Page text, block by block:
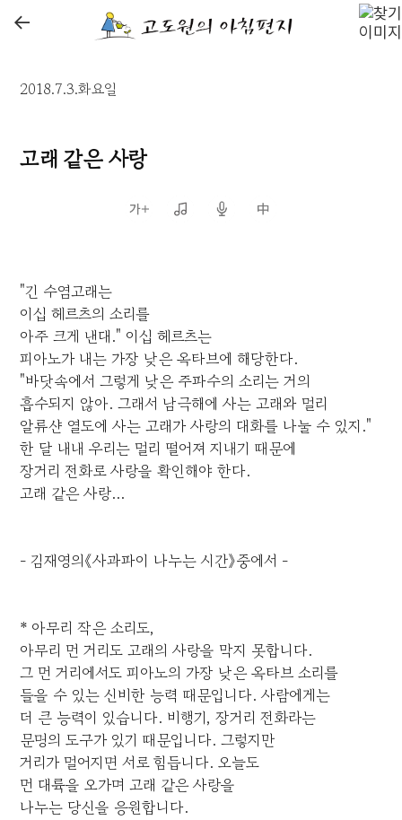
←
2018.7.3.화요일
고래 같은 사랑
"긴 수염고래는
이십 헤르츠의 소리를
아주 크게 낸대." 이십 헤르츠는
피아노가 내는 가장 낮은 옥타브에 해당한다.
"바닷속에서 그렇게 낮은 주파수의 소리는 거의
흡수되지 않아. 그래서 남극해에 사는 고래와 멀리
알류샨 열도에 사는 고래가 사랑의 대화를 나눌 수 있지."
한 달 내내 우리는 멀리 떨어져 지내기 때문에
장거리 전화로 사랑을 확인해야 한다.
고래 같은 사랑...
- 김재영의《사과파이 나누는 시간》중에서 -
* 아무리 작은 소리도,
아무리 먼 거리도 고래의 사랑을 막지 못합니다.
그 먼 거리에서도 피아노의 가장 낮은 옥타브 소리를
들을 수 있는 신비한 능력 때문입니다. 사람에게는
더 큰 능력이 있습니다. 비행기, 장거리 전화라는
문명의 도구가 있기 때문입니다. 그렇지만
거리가 멀어지면 서로 힘듭니다. 오늘도
먼 대륙을 오가며 고래 같은 사랑을
나누는 당신을 응원합니다.